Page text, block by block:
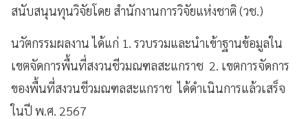
สนับสนุนทุนวิจัยโดย สำนักงานการวิจัยแห่งชาติ (วช.)
นวัตกรรมผลงาน ได้แก่ 1. รวบรวมและนำเข้าฐานข้อมูลใน
เขตจัดการพื้นที่สงวนชีวมณฑลสะแกราช 2. เขตการจัดการ
ของพื้นที่สงวนชีวมณฑลสะแกราช ได้ดำเนินการแล้วเสร็จ
ในปี พ.ศ. 2567